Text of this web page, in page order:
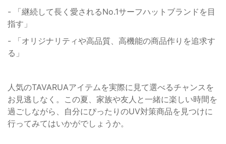
- 「継続して長く愛されるNo.1サーフハットブランドを目
指す」
- 「オリジナリティや高品質、高機能の商品作りを追求す
る」
人気のTAVARUAアイテムを実際に見て選べるチャンスを
お見逃しなく。この夏、家族や友人と一緒に楽しい時間を
過ごしながら、自分にぴったりのUV対策商品を見つけに
行ってみてはいかがでしょうか。